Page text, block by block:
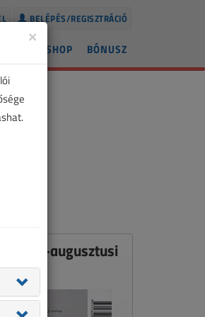
BELÉPÉS/REGISZTRÁCIÓ
BÓNUSZ
SHOP
július-augusztusi
×